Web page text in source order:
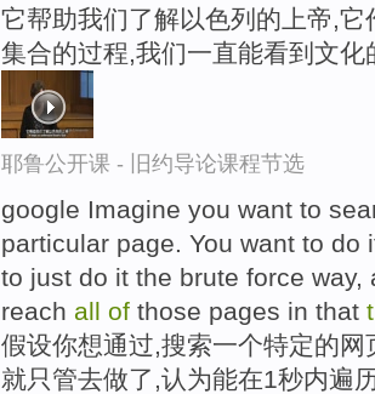
它帮助我们了解以色列的上帝,
集合的过程,我们一直能看到文
耶鲁公开课 - 旧约导论课程节选
google Imagine you want to
particular page. You want to
to just do it the brute force
reach all of those pages in that
假设你想通过,搜索一个特定的
就只管去做了,认为能在1秒内遍